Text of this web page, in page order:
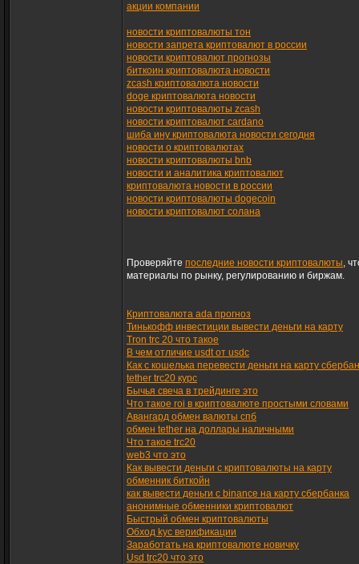
акции компании
новости криптовалюты тон
новости запрета криптовалют в россии
новости криптовалют прогнозы
биткоин криптовалюта новости
zcash криптовалюта новости
doge криптовалюта новости
новости криптовалюты zcash
новости криптовалют cardano
шиба ину криптовалюта новости сегодня
новости о криптовалютах
новости криптовалюты bnb
новости и аналитика криптовалют
криптовалюта новости в россии
новости криптовалюты dogecoin
новости криптовалют солана
Проверяйте последние новости криптовалюты,
материалы по рынку, регулированию и биржам.
Криптовалюта ada прогноз
Тинькофф инвестиции вывести деньги на карту
Tron trc 20 что такое
В чем отличие usdt от usdc
Как с кошелька перевести деньги на карту
tether trc20 курс
Бычья свеча в трейдинге это
Что такое roi в криптовалюте простыми словами
Авангард обмен валюты спб
обмен tether на доллары наличными
Что такое trc20
web3 что это
Как вывести деньги с криптовалюты на карту
обменник биткойн
как вывести деньги с binance на карту сбербанка
анонимные обменники криптовалют
Быстрый обмен криптовалюты
Обход kyc верификации
Заработать на криптовалюте новичку
Usd trc20 что это